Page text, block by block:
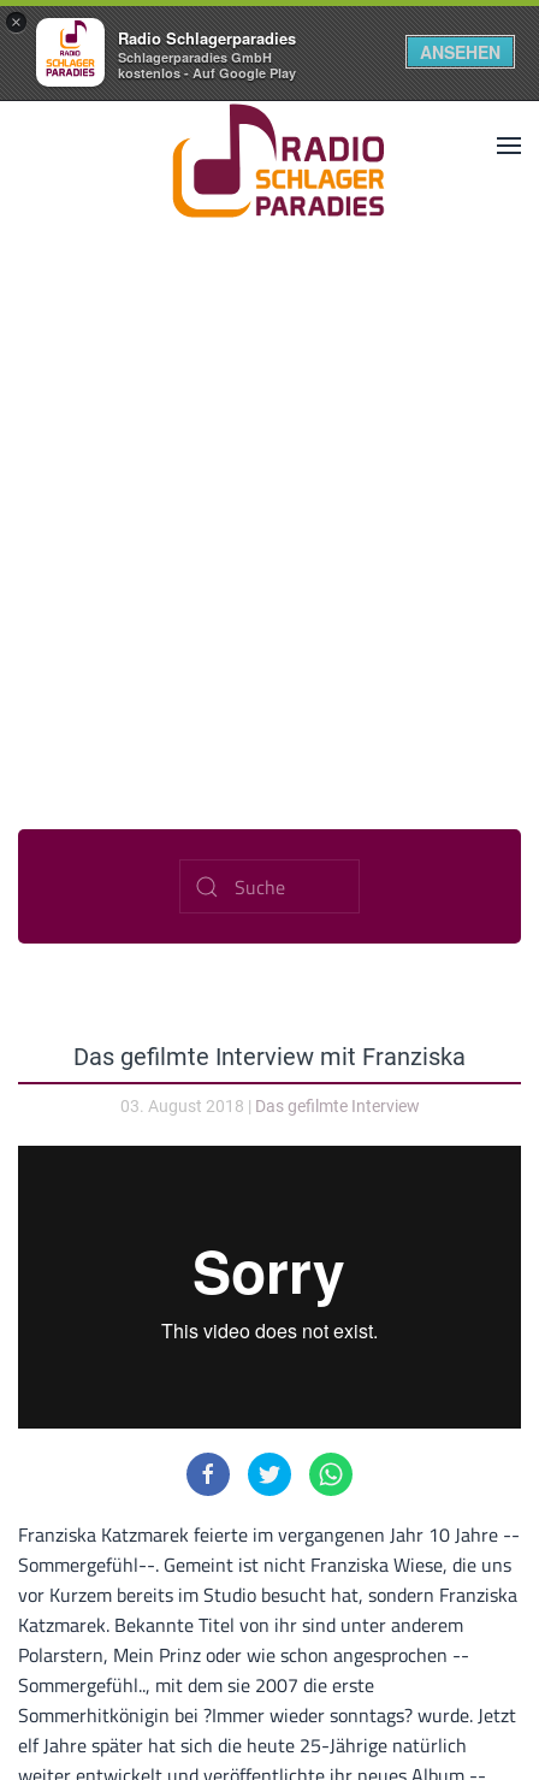
×
Radio Schlagerparadies
Schlagerparadies GmbH
kostenlos - Auf Google Play
ANSEHEN
Das gefilmte Interview mit Franziska
03. August 2018 | Das gefilmte Interview
Franziska Katzmarek feierte im vergangenen Jahr 10 Jahre --
Sommergefühl--. Gemeint ist nicht Franziska Wiese, die uns
vor Kurzem bereits im Studio besucht hat, sondern Franziska
Katzmarek. Bekannte Titel von ihr sind unter anderem
Polarstern, Mein Prinz oder wie schon angesprochen --
Sommergefühl.., mit dem sie 2007 die erste
Sommerhitkönigin bei ?Immer wieder sonntags? wurde. Jetzt
elf Jahre später hat sich die heute 25-Jährige natürlich